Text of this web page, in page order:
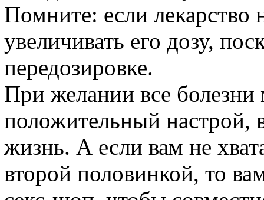
Помните: если лекарство
увеличивать его дозу,
передозировке.
При желании все болезни
положительный настрой,
жизнь. А если вам не
второй половинкой, то